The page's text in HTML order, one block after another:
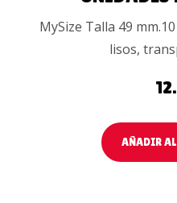
MySize Talla 49
lisos,
AÑADIR